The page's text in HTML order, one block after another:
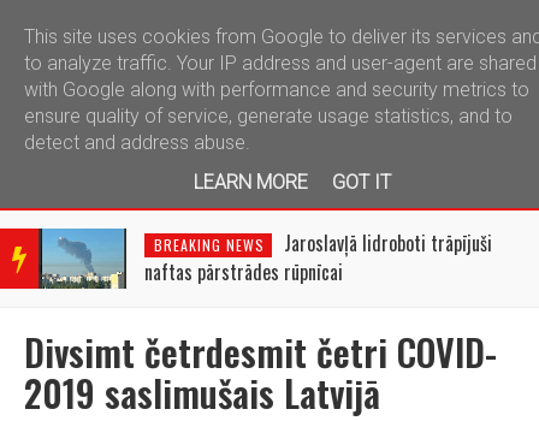
telegram
BRE
AKIN
NEW
BREAKING NEWS
Jaroslavļā lidroboti trāpījuši
naftas pārstrādes rūpnīcai
Divsimt četrdesmit četri COVID-
2019 saslimušais Latvijā
This site uses cookies from Google to deliver its services
to analyze traffic. Your IP address and user-agent are shared
with Google along with performance and security metrics to
ensure quality of service, generate usage statistics, and to
detect and address abuse.
LEARN MORE
GOT IT